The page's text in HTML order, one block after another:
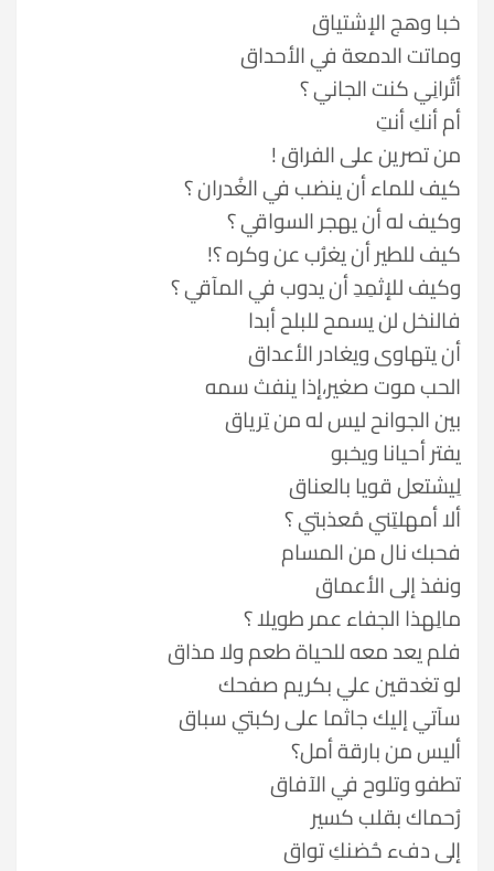
خبا وهج الإشتياق
وماتت الدمعة في الأحداق
أتُرانِي كنت الجاني ؟
أم أنكِ أنتِ
من تصرين على الفراق !
كيف للماء أن ينضب في الغُدران ؟
وكيف له أن يهجر السواقي ؟
كيف للطير أن يغرُب عن وكره ؟!
وكيف للإثمِدِ أن يدوب في المآقي ؟
فالنخل لن يسمح للبلح أبدا
أن يتهاوى ويغادر الأعداق
الحب موت صغير،إذا ينفث سمه
بين الجوانح ليس له من تِرياق
يفتر أحيانا ويخبو
لِيشتعل قويا بالعناق
ألا أمهلتِني مُعذبتي ؟
فحبك نال من المسام
ونفذ إلى الأعماق
مالِهذا الجفاء عمر طويلا ؟
فلم يعد معه للحياة طعم ولا مذاق
لو تغدقين علي بكريم صفحك
سآتي إليك جاثما على ركبتي سباق
أليس من بارقة أمل؟
تطفو وتلوح في الآفاق
رُحماك بقلب كسير
إلى دفء حُضنكِ تواق